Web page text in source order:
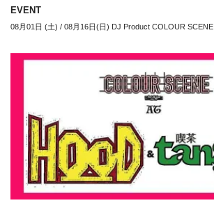
EVENT
08月01日 (土) / 08月16日(日) DJ Product COLOUR SCENE